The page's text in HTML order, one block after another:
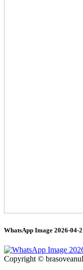
WhatsApp Image 2026-04-
Copyright ©